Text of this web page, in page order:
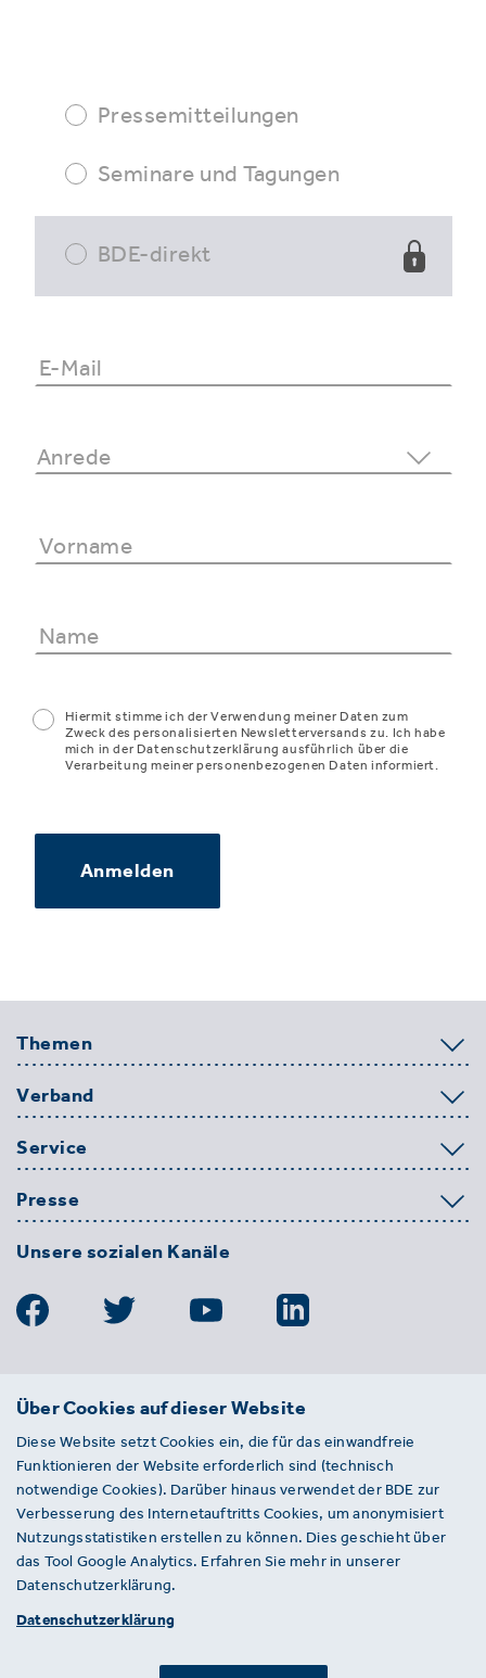
Pressemitteilungen
Seminare und Tagungen
BDE-direkt
Hiermit stimme ich der Verwendung meiner Daten zum
Zweck des personalisierten Newsletterversands zu. Ich habe
mich in der Datenschutzerklärung ausführlich über die
Verarbeitung meiner personenbezogenen Daten informiert.
Anmelden
Themen
Verband
Service
Presse
Unsere sozialen Kanäle
BDE
Entsorgungs-, Wasser- und
Kreislaufwirtschaft e. V.
Von-der-Heydt-Straße 2
D 10785 Berlin
Sie haben einen Fehler auf unserer Website
gefunden? Ihnen ist ein defekter Link
aufgefallen? Wir freuen uns über Ihren
Über Cookies auf dieser Website
Diese Website setzt Cookies ein, die für das einwandfreie
Funktionieren der Website erforderlich sind (technisch
notwendige Cookies). Darüber hinaus verwendet der BDE zur
Verbesserung des Internetauftritts Cookies, um anonymisiert
Nutzungsstatistiken erstellen zu können. Dies geschieht über
das Tool Google Analytics. Erfahren Sie mehr in unserer
Datenschutzerklärung.
Datenschutzerklärung